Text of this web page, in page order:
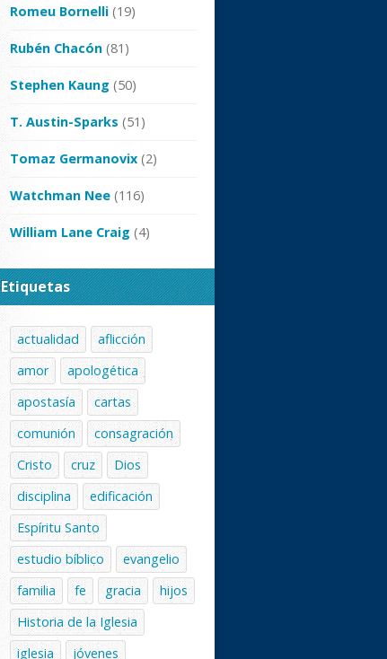
Romeu Bornelli (19)
Rubén Chacón (81)
Stephen Kaung (50)
T. Austin-Sparks (51)
Tomaz Germanovix (2)
Watchman Nee (116)
William Lane Craig (4)
Etiquetas
actualidad
aflicción
amor
apologética
apostasía
cartas
comunión
consagración
Cristo
cruz
Dios
disciplina
edificación
Espíritu Santo
estudio bíblico
evangelio
familia
fe gracia
hijos
Historia de la Iglesia
iglesia
jóvenes